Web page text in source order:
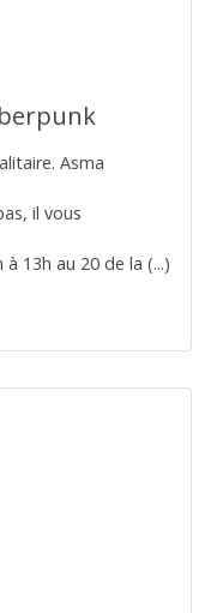
Asma
il vous
13h au 20 de la (...)